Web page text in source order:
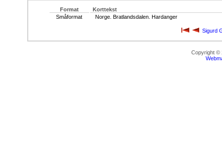
Format
Korttekst
Småformat
Norge. Bratlandsdalen. Hardanger
Sigurd
Copyright ©